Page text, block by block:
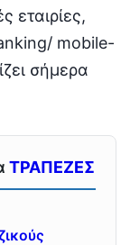
εταιρίες,
mobile-
σήμερα
ΤΡΑΠΕΖΕΣ